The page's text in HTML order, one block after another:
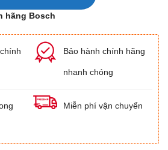
hãng Bosch
Bảo hành chính hãng
nhanh chóng
Miễn phí vận chuyển